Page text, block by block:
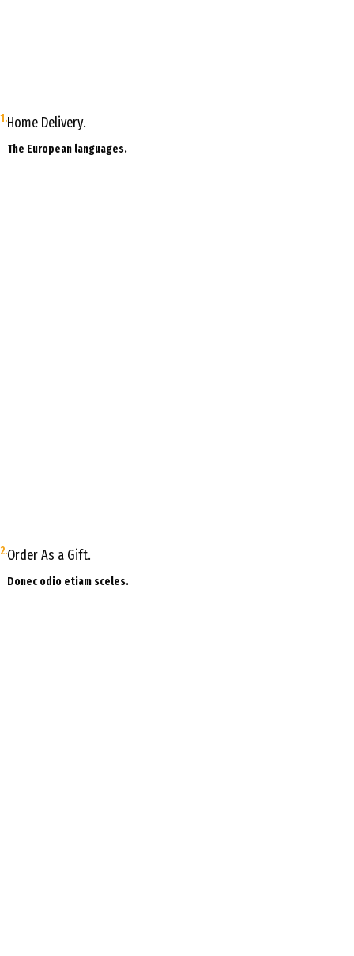
1.Home Delivery.
The European languages.
2.Order As a Gift.
Donec odio etiam sceles.